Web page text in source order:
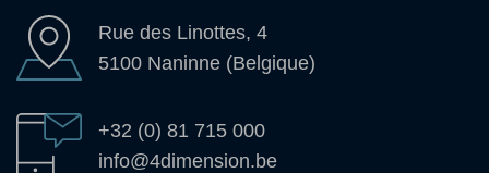
Rue des Linottes, 4
5100 Naninne (Belgique)
+32 (0) 81 715 000
info@4dimension.be